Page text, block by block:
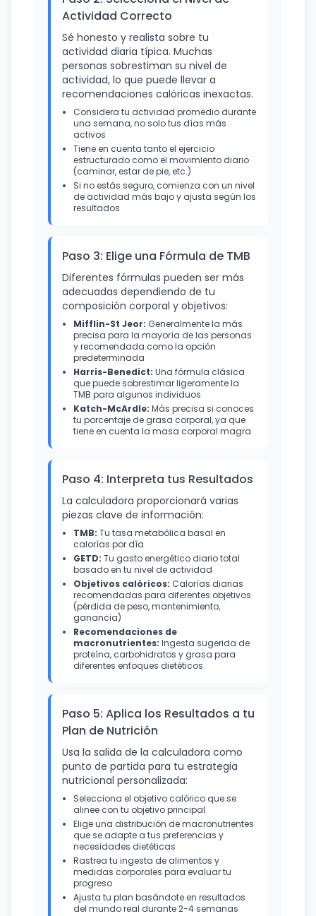
Actividad Correcto
Sé honesto y realista sobre tu
actividad diaria típica. Muchas
personas sobrestiman su nivel de
actividad, lo que puede llevar a
recomendaciones calóricas inexactas.
Considera tu actividad promedio durante
una semana, no solo tus días más
activos
Tiene en cuenta tanto el ejercicio
estructurado como el movimiento diario
(caminar, estar de pie, etc.)
Si no estás seguro, comienza con un nivel
de actividad más bajo y ajusta según los
resultados
Paso 3: Elige una Fórmula de TMB
Diferentes fórmulas pueden ser más
adecuadas dependiendo de tu
composición corporal y objetivos:
Mifflin-St Jeor: Generalmente la más
precisa para la mayoría de las personas
y recomendada como la opción
predeterminada
Harris-Benedict: Una fórmula clásica
que puede sobrestimar ligeramente la
TMB para algunos individuos
Katch-McArdle: Más precisa si conoces
tu porcentaje de grasa corporal, ya que
tiene en cuenta la masa corporal magra
Paso 4: Interpreta tus Resultados
La calculadora proporcionará varias
piezas clave de información:
TMB: Tu tasa metabólica basal en
calorías por día
GETD: Tu gasto energético diario total
basado en tu nivel de actividad
Objetivos calóricos: Calorías diarias
recomendadas para diferentes objetivos
(pérdida de peso, mantenimiento,
ganancia)
Recomendaciones de
macronutrientes: Ingesta sugerida de
proteína, carbohidratos y grasa para
diferentes enfoques dietéticos
Paso 5: Aplica los Resultados a tu
Plan de Nutrición
Usa la salida de la calculadora como
punto de partida para tu estrategia
nutricional personalizada:
Selecciona el objetivo calórico que se
alinee con tu objetivo principal
Elige una distribución de macronutrientes
que se adapte a tus preferencias y
necesidades dietéticas
Rastrea tu ingesta de alimentos y
medidas corporales para evaluar tu
progreso
Ajusta tu plan basándote en resultados
del mundo real durante 2-4 semanas